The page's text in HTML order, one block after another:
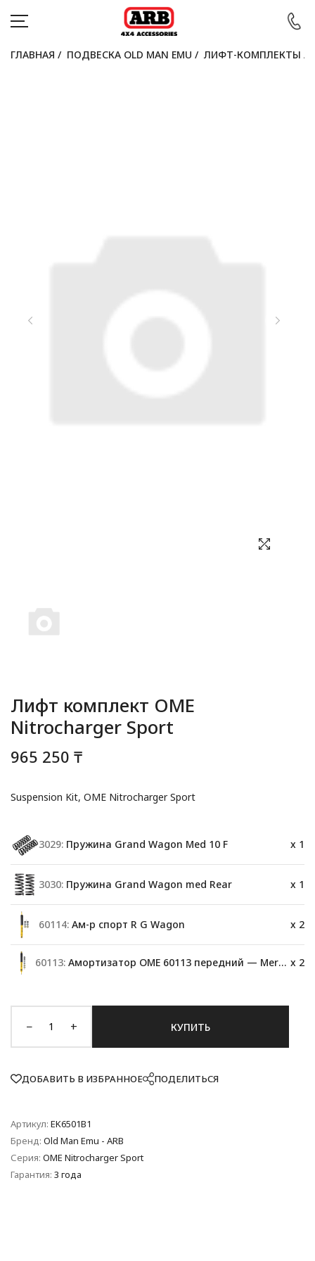
Войти
ГЛАВНАЯ / ПОДВЕСКА OLD MAN EMU / ЛИФТ-КОМПЛЕКТЫ /
Лифт комплект OME
Nitrocharger Sport
965 250 ₸
Suspension Kit, OME Nitrocharger Sport
3029: Пружина Grand Wagon Med 10 F x 1
3030: Пружина Grand Wagon med Rear x 1
60114: Ам-р спорт R G Wagon x 2
60113:Амортизатор OME 60113 передний — Mers G wagon x 2
− + КУПИТЬ
ДОБАВИТЬ В ИЗБРАННОЕ ПОДЕЛИТЬСЯ
Артикул: EK6501B1
Бренд: Old Man Emu - ARB
Серия: OME Nitrocharger Sport
Гарантия: 3 года